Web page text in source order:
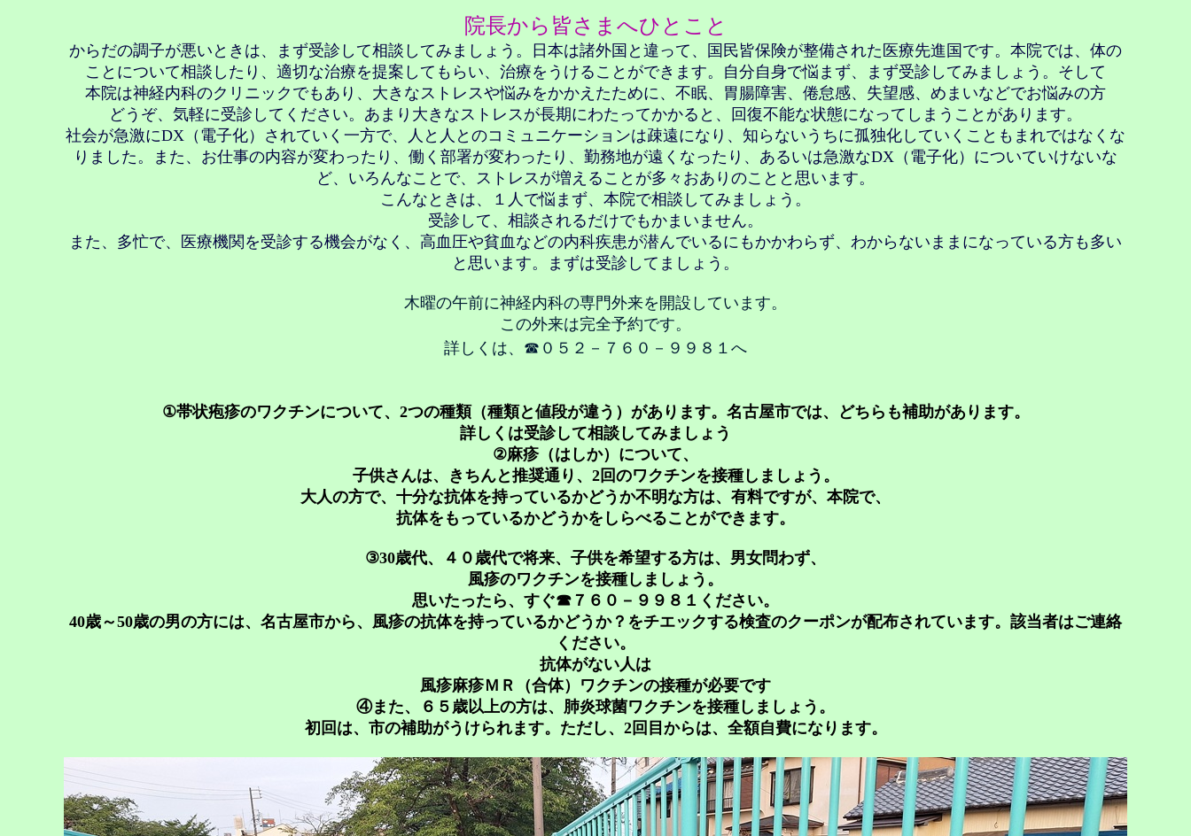
院長から皆さまへひとこと
からだの調子が悪いときは、まず受診して相談してみましょう。日本は諸外国と違って、国民皆保険が整備された医療先進国です。本院では、体の
ことについて相談したり、適切な治療を提案してもらい、治療をうけることができます。自分自身で悩まず、まず受診してみましょう。そして
本院は神経内科のクリニックでもあり、大きなストレスや悩みをかかえたために、不眠、胃腸障害、倦怠感、失望感、めまいなどでお悩みの方
どうぞ、気軽に受診してください。あまり大きなストレスが長期にわたってかかると、回復不能な状態になってしまうことがあります。
社会が急激にDX（電子化）されていく一方で、人と人とのコミュニケーションは疎遠になり、知らないうちに孤独化していくこともまれではなくな
りました。また、お仕事の内容が変わったり、働く部署が変わったり、勤務地が遠くなったり、あるいは急激なDX（電子化）についていけないな
ど、いろんなことで、ストレスが増えることが多々おありのことと思います。
こんなときは、１人で悩まず、本院で相談してみましょう。
受診して、相談されるだけでもかまいません。
また、多忙で、医療機関を受診する機会がなく、高血圧や貧血などの内科疾患が潜んでいるにもかかわらず、わからないままになっている方も多い
と思います。まずは受診してましょう 。
木曜の午前に神経内科の専門外来を開設しています。
この外来は完全予約です。
詳しくは、☎０５２－７６０－９９８１ へ
①帯状疱疹のワクチンについて、2つの種類（種類と値段が違う）があります。名古屋市では、どちらも補助があります。
詳しくは受診して相談してみましょう
②麻疹（はしか）について、
子供さんは、きちんと推奨通り、2回のワクチンを接種しましょう。
大人の方で、十分な抗体を持っているかどうか不明な方は、有料ですが、本院で、
抗体をもっているかどうかをしらべることができます。
③30歳代、４０歳代で将来、子供を希望する方は、男女問わず、
風疹のワクチンを接種しましょう。
思いたったら、すぐ☎７６０－９９８１ください。
40歳～50歳の男の方には、名古屋市から、風疹の抗体を持っているかどうか？をチエックする検査のクーポンが配布されています。該当者はご連絡
ください。
抗体がない人は
風疹麻疹ＭＲ（合体）ワクチンの接種が必要です
④また、６５歳以上の方は、肺炎球菌ワクチンを接種しましょう。
初回は、市の補助がうけられます。ただし、2回目からは、全額自費になります。